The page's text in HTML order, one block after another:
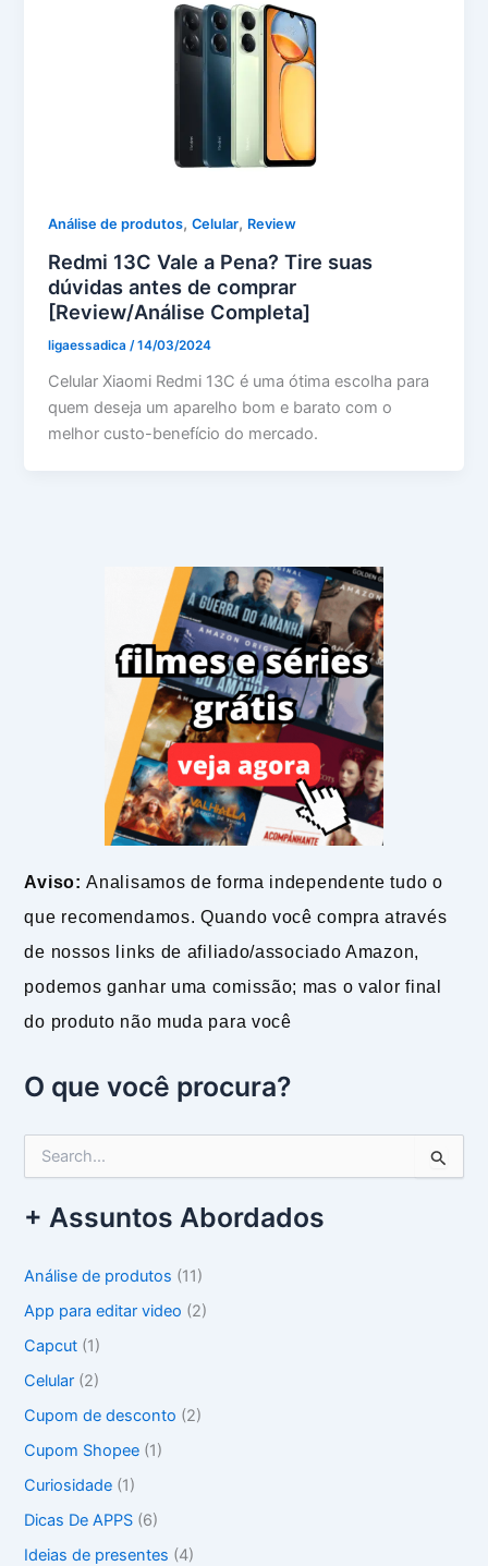
Análise de produtos,Celular, Review
Redmi 13C Vale a Pena? Tire suas
dúvidas antes de comprar
[Review/Análise Completa]
ligaessadica/14/03/2024
Celular Xiaomi Redmi 13C é uma ótima escolha para
quem deseja um aparelho bom e barato com o
melhor custo-benefício do mercado.
Aviso: Analisamos de forma independente tudo o
que recomendamos. Quando você compra através
de nossos links de afiliado/associado Amazon,
podemos ganhar uma comissão; mas o valor final
do produto não muda para você
O que você procura?
e
q
s
a
p
o
:
+ Assuntos Abordados
Análise de produtos (11)
App para editar video (2)
Capcut (1)
Celular (2)
Cupom de desconto (2)
Cupom Shopee (1)
Curiosidade (1)
Dicas De APPS (6)
Ideias de presentes (4)